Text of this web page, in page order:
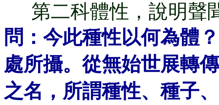
第二科體性，說明聲
問：今此種性以何為體
處所攝。從無始世展轉
之名，所謂種性、種子